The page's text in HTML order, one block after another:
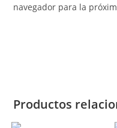
navegador para la
Productos